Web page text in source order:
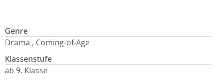
Genre
Drama , Coming-of-Age
Klassenstufe
ab 9. Klasse